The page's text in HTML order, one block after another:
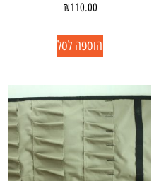
₪110.00
הוספה לסל